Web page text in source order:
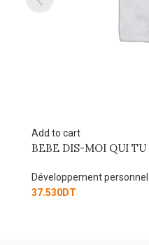
Add to cart
Le Pouvoir